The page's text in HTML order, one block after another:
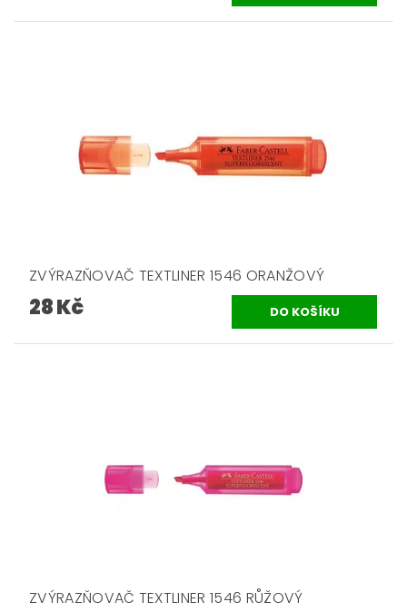
ZVÝRAZŇOVAČ TEXTLINER 1546 ORANŽOVÝ
28 Kč
ZVÝRAZŇOVAČ TEXTLINER 1546 RŮŽOVÝ